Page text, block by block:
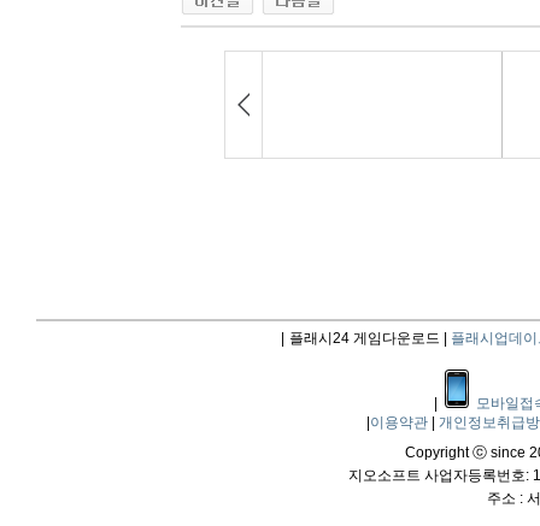
플래시24 게임다운로드 | 플래시업데이
모바일접
이용약관
개인정보취급
Copyright ⓒ since
지오소프트 사업자등록번호:
주소 :